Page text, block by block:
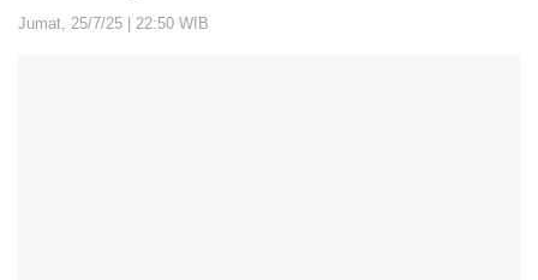
Jumat, 25/7/25 | 22:50 WIB